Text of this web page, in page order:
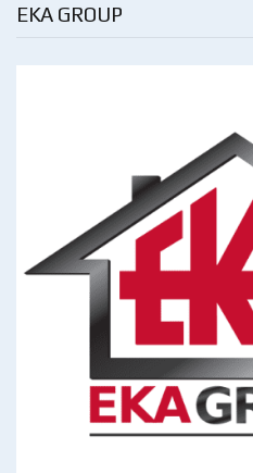
EKA GROUP